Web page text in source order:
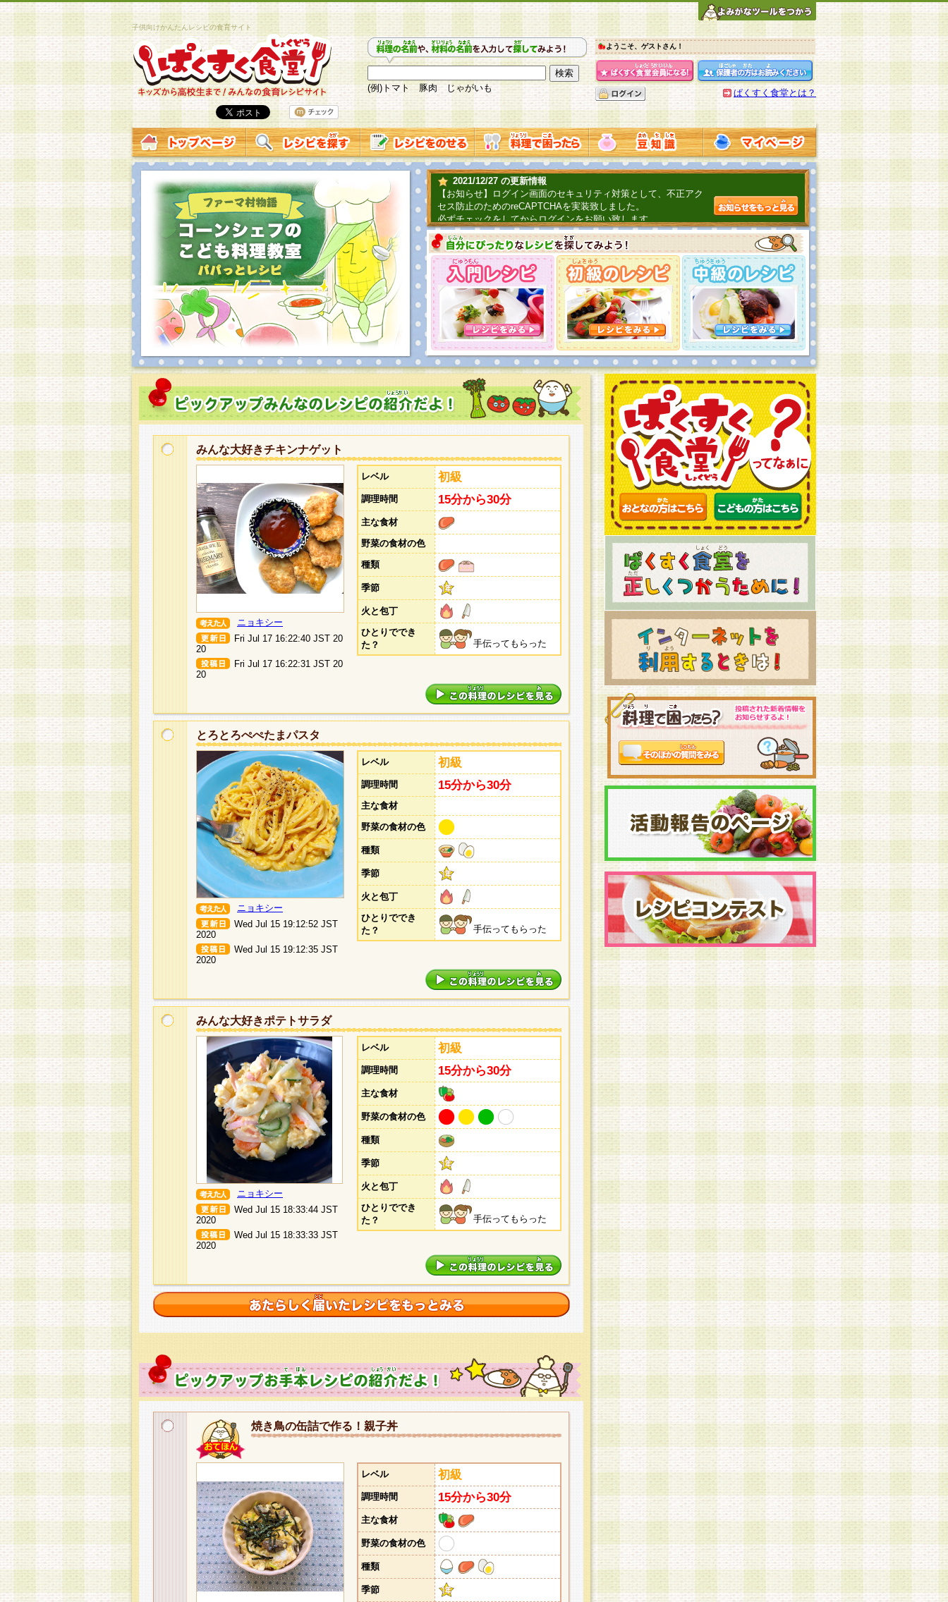
子供向けかんたんレシピの食育サイト
(例)トマト 豚肉 じゃがいも
ようこそ、ゲストさん！
ぱくすく食堂とは？
2021/12/27 の更新情報
【お知らせ】ログイン画面のセキュリティ対策として、不正アク
セス防止のためのreCAPTCHAを実装致しました。
必ずチェックをしてからログインをお願い致します。
2019/06/04 の更新情報
ファーマ村からコーンシェフが簡単レシピを紹介するよ！こちら
2018/07/01 の更新情報
チャレンジ企画第三弾！お母さん、お父さんへ日頃の感謝をこめ
てごはんを作ろう！は終了致しました。たくさんの投稿、ありが
とうございました。次回企画もお楽しみに！
みんな大好きチキンナゲット
ニョキシー
Fri Jul 17 16:22:40 JST 20
20
Fri Jul 17 16:22:31 JST 20
20
レベル 初級
調理時間 15分から30分
主な食材
野菜の食材の色
種類
季節
火と包丁
ひとりででき
た？
手伝ってもらった
とろとろぺぺたまパスタ
ニョキシー
Wed Jul 15 19:12:52 JST
2020
Wed Jul 15 19:12:35 JST
2020
レベル 初級
調理時間 15分から30分
主な食材
野菜の食材の色
種類
季節
火と包丁
ひとりででき
た？
手伝ってもらった
みんな大好きポテトサラダ
ニョキシー
Wed Jul 15 18:33:44 JST
2020
Wed Jul 15 18:33:33 JST
2020
レベル 初級
調理時間 15分から30分
主な食材
野菜の食材の色
種類
季節
火と包丁
ひとりででき
た？
手伝ってもらった
焼き鳥の缶詰で作る！親子丼
レベル 初級
調理時間 15分から30分
主な食材
野菜の食材の色
種類
季節